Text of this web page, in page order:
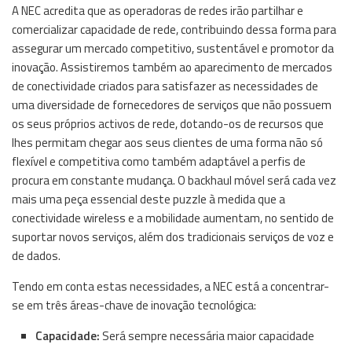
A NEC acredita que as operadoras de redes irão partilhar e
comercializar capacidade de rede, contribuindo dessa forma para
assegurar um mercado competitivo, sustentável e promotor da
inovação. Assistiremos também ao aparecimento de mercados
de conectividade criados para satisfazer as necessidades de
uma diversidade de fornecedores de serviços que não possuem
os seus próprios activos de rede, dotando-os de recursos que
lhes permitam chegar aos seus clientes de uma forma não só
flexível e competitiva como também adaptável a perfis de
procura em constante mudança. O backhaul móvel será cada vez
mais uma peça essencial deste puzzle à medida que a
conectividade wireless e a mobilidade aumentam, no sentido de
suportar novos serviços, além dos tradicionais serviços de voz e
de dados.
Tendo em conta estas necessidades, a NEC está a concentrar-
se em três áreas-chave de inovação tecnológica:
Capacidade: Será sempre necessária maior capacidade